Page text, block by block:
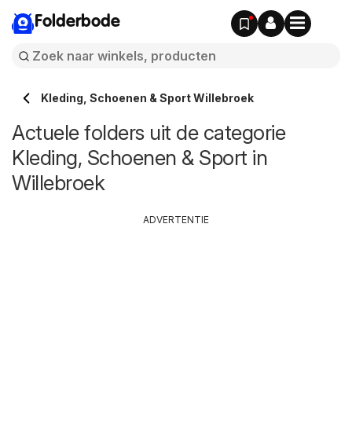
Folderbode
Kleding, Schoenen & Sport Willebroek
Actuele folders uit de categorie
Kleding, Schoenen & Sport in
Willebroek
ADVERTENTIE